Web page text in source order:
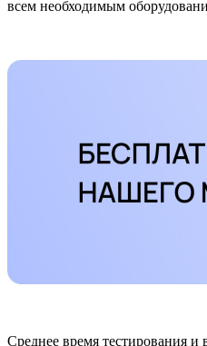
всем необходимым
Среднее время тестирования и